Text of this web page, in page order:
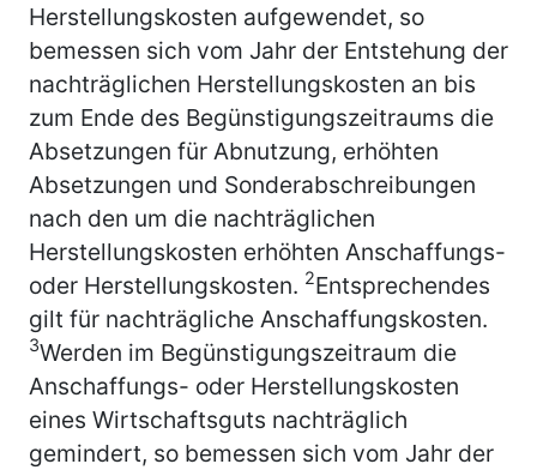
Herstellungskosten aufgewendet, so
bemessen sich vom Jahr der Entstehung der
nachträglichen Herstellungskosten an bis
zum Ende des Begünstigungszeitraums die
Absetzungen für Abnutzung, erhöhten
Absetzungen und Sonderabschreibungen
nach den um die nachträglichen
Herstellungskosten erhöhten Anschaffungs-
oder Herstellungskosten. 2Entsprechendes
gilt für nachträgliche Anschaffungskosten.
3Werden im Begünstigungszeitraum die
Anschaffungs- oder Herstellungskosten
eines Wirtschaftsguts nachträglich
gemindert, so bemessen sich vom Jahr der